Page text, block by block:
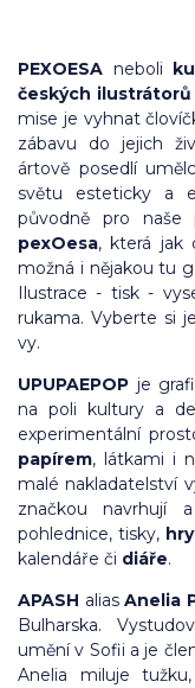
PEXOESA neboli
českých ilustrátorů
mise je vyhnat
zábavu do jejich
ártově posedlí
světu esteticky a
původně pro naše
pexOesa, která jak
možná i nějakou tu
Ilustrace - tisk -
rukama. Vyberte si
vy.
UPUPAEPOP je
na poli kultury a
experimentální
papírem, látkami i
malé nakladatelství
značkou navrhují
pohlednice, tisky, hry
kalendáře či diáře.
APASH aliasAnelia
Bulharska.
umění v Sofii a je
Anelia miluje